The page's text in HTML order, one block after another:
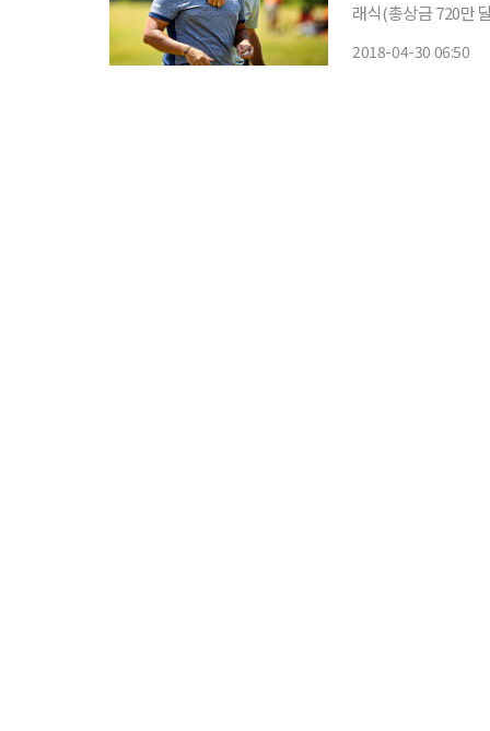
래식(총상금 720만 달러)에서 짜
2018-04-30 06:50